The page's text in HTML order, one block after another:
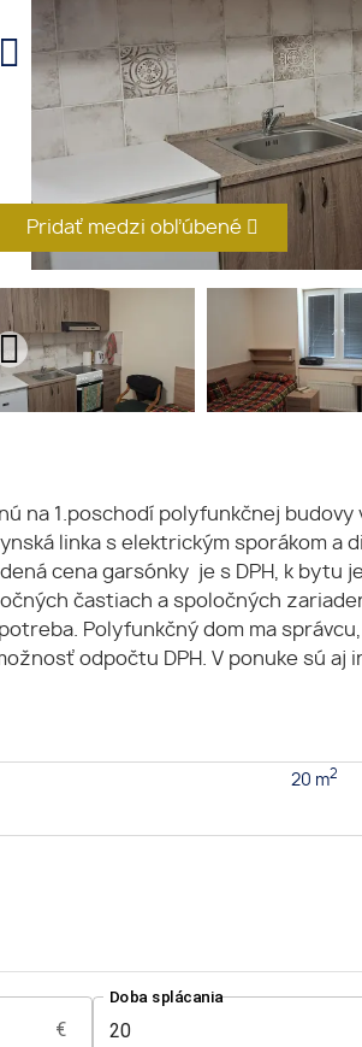
Pridať medzi obľúbené
na 1.poschodí polyfunkčnej
linka s elektrickým sporákom a
cena garsónky je s DPH, k bytu
častiach a spoločných
Polyfunkčný dom ma
odpočtu DPH. V ponuke sú aj
20 m2